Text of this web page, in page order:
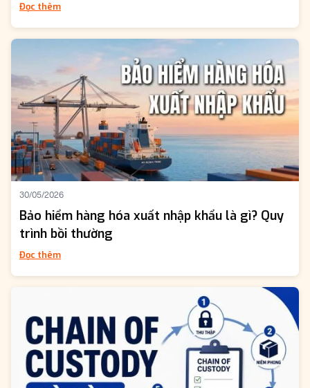
Đọc thêm
30/05/2026
Bảo hiểm hàng hóa xuất nhập khẩu là gì? Quy
trình bồi thường
Đọc thêm